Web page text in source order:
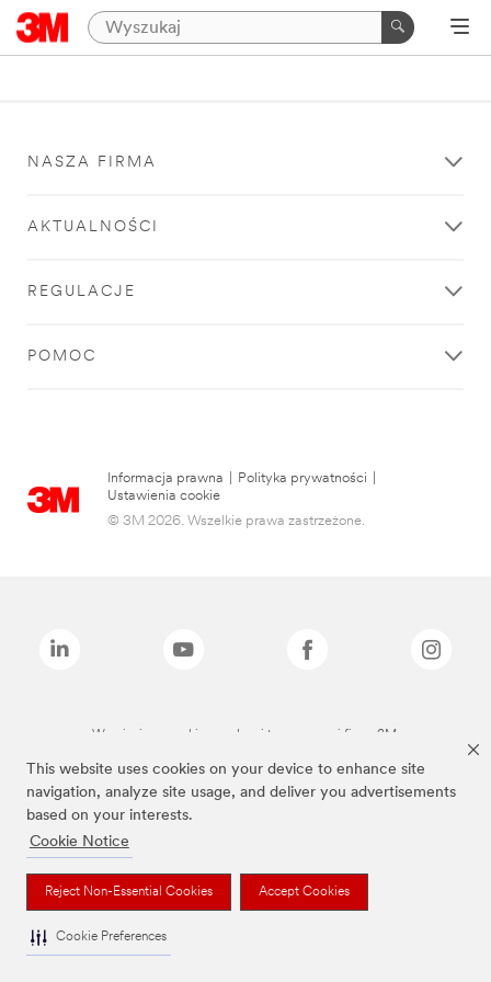
This website uses cookies on your device to enhance site
navigation, analyze site usage, and deliver you advertisements
based on your interests.
Cookie Notice
Reject Non-Essential Cookies Accept Cookies
Cookie Preferences
NASZA FIRMA
AKTUALNOŚCI
REGULACJE
POMOC
Informacja prawna Polityka prywatności
Ustawienia cookie
© 3M 2026. Wszelkie prawa zastrzeżone.
Wymienione marki są znakami towarowymi firmy 3M.